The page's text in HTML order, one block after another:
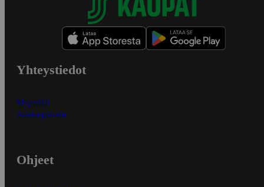
Yhteystiedot
Myymälät
Asiakaspalvelu
Ohjeet